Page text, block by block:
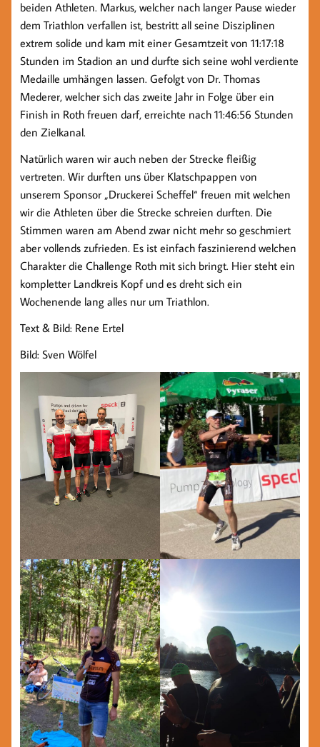
beiden Athleten. Markus, welcher nach langer Pause wieder
dem Triathlon verfallen ist, bestritt all seine Disziplinen
extrem solide und kam mit einer Gesamtzeit von 11:17:18
Stunden im Stadion an und durfte sich seine wohl verdiente
Medaille umhängen lassen. Gefolgt von Dr. Thomas
Mederer, welcher sich das zweite Jahr in Folge über ein
Finish in Roth freuen darf, erreichte nach 11:46:56 Stunden
den Zielkanal.
Natürlich waren wir auch neben der Strecke fleißig
vertreten. Wir durften uns über Klatschpappen von
unserem Sponsor „Druckerei Scheffel“ freuen mit welchen
wir die Athleten über die Strecke schreien durften. Die
Stimmen waren am Abend zwar nicht mehr so geschmiert
aber vollends zufrieden. Es ist einfach faszinierend welchen
Charakter die Challenge Roth mit sich bringt. Hier steht ein
kompletter Landkreis Kopf und es dreht sich ein
Wochenende lang alles nur um Triathlon.
Text & Bild: Rene Ertel
Bild: Sven Wölfel